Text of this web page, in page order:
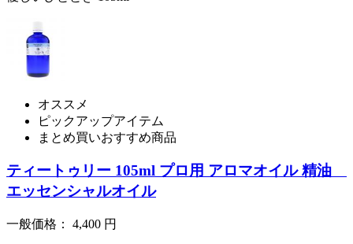
オススメ
ピックアップアイテム
まとめ買いおすすめ商品
ティートゥリー 105ml プロ用 アロマオイル 精油
エッセンシャルオイル
一般価格： 4,400 円